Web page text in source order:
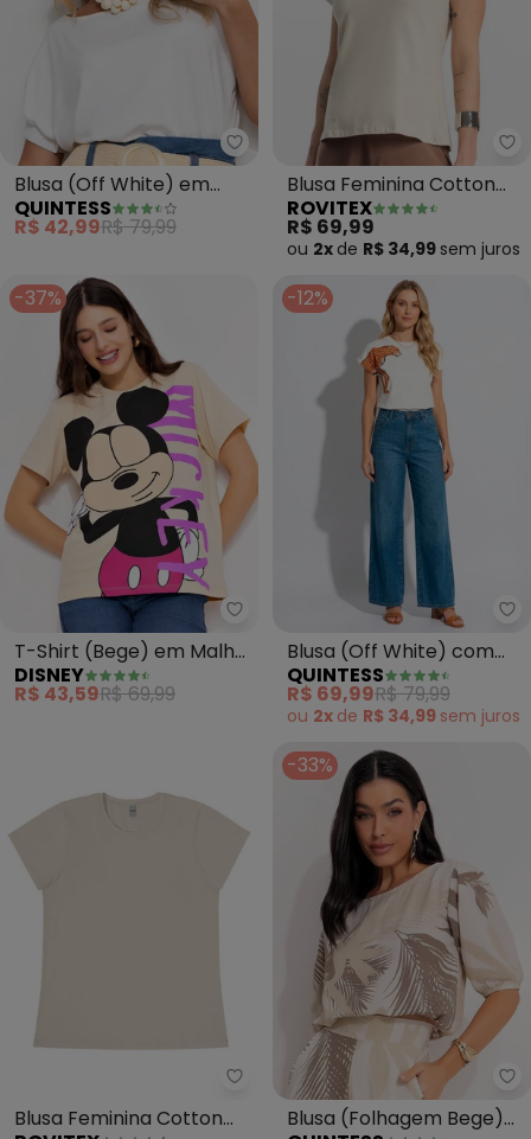
Quintess - Blusa (Off White)
Blusa (Off White) em
Malha de Viscose
QUINTESS
R$ 42,99R$ 79,99
Blusa Feminina Cotton
Leve Básica (Bege)
ROVITEX
R$ 69,99
ou 2x de R$ 34,99 sem juros
-37%
Disney - T-Shirt (Bege) em
T-Shirt (Bege) em Malha
de Algodão Penteado
DISNEY
R$ 43,59R$ 69,99
-12%
Blusa (Off White) com
Estampa Frontal
QUINTESS
R$ 69,99R$ 79,99
ou 2x de R$ 34,99 sem juros
Rovitex - Blusa Feminina
Blusa Feminina Cotton
-33%
Blusa (Folhagem Bege)